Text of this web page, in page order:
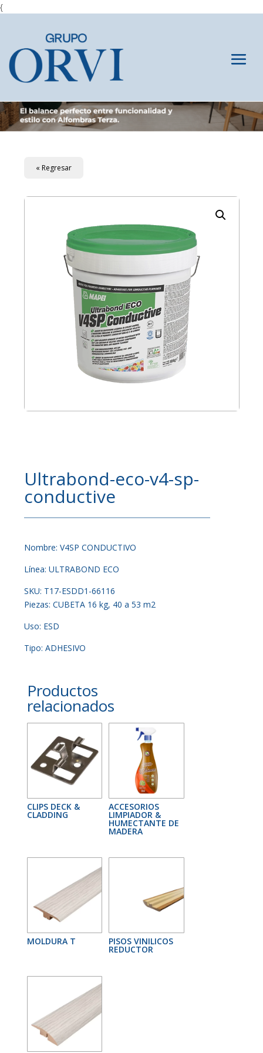
{
« Regresar
Ultrabond-eco-v4-sp-
conductive
Nombre: V4SP CONDUCTIVO
Línea: ULTRABOND ECO
SKU: T17-ESDD1-66116
Piezas: CUBETA 16 kg, 40 a 53 m2
Uso: ESD
Tipo: ADHESIVO
Productos
relacionados
CLIPS DECK &
CLADDING
ACCESORIOS
LIMPIADOR &
HUMECTANTE DE
MADERA
MOLDURA T PISOS VINILICOS
REDUCTOR